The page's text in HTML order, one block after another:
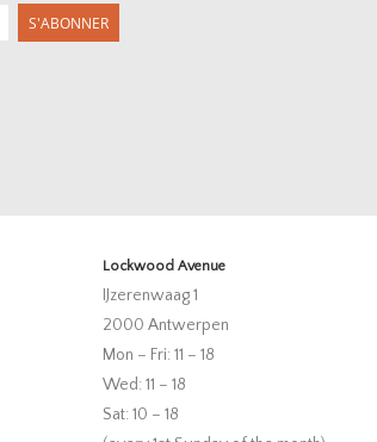
S'ABONNER
Lockwood Avenue
IJzerenwaag 1
2000 Antwerpen
Mon – Fri: 11 – 18
Wed: 11 – 18
Sat: 10 – 18